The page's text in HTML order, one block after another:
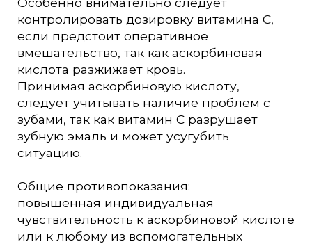
контролировать дозировку витамина С,
если предстоит оперативное
вмешательство, так как аскорбиновая
кислота разжижает кровь.
Принимая аскорбиновую кислоту,
следует учитывать наличие проблем с
зубами, так как витамин С разрушает
зубную эмаль и может усугубить
ситуацию.
Общие противопоказания:
повышенная индивидуальная
чувствительность к аскорбиновой кислоте
или к любому из вспомогательных